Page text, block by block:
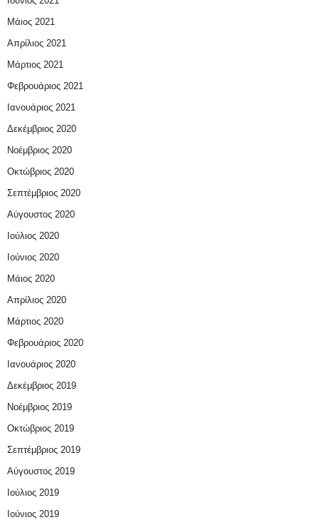
Μάιος 2021
Απρίλιος 2021
Μάρτιος 2021
Φεβρουάριος 2021
Ιανουάριος 2021
Δεκέμβριος 2020
Νοέμβριος 2020
Οκτώβριος 2020
Σεπτέμβριος 2020
Αύγουστος 2020
Ιούλιος 2020
Ιούνιος 2020
Μάιος 2020
Απρίλιος 2020
Μάρτιος 2020
Φεβρουάριος 2020
Ιανουάριος 2020
Δεκέμβριος 2019
Νοέμβριος 2019
Οκτώβριος 2019
Σεπτέμβριος 2019
Αύγουστος 2019
Ιούλιος 2019
Ιούνιος 2019